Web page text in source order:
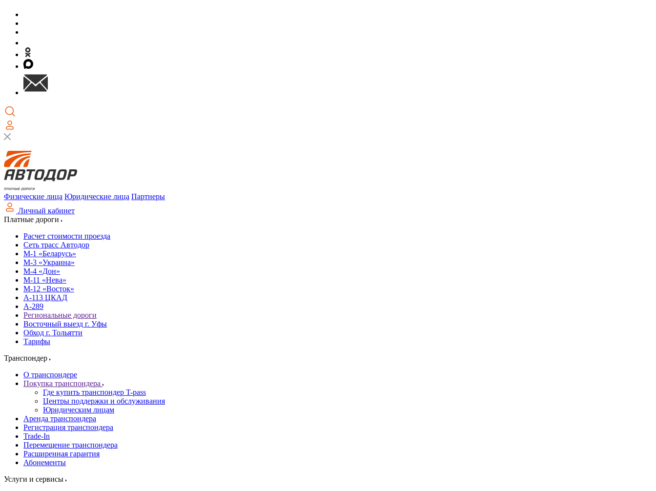
Физические лица Юридические лица Партнеры
Личный кабинет
Платные дороги
Расчет стоимости проезда
Сеть трасс Автодор
М-1 «Беларусь»
М-3 «Украина»
М-4 «Дон»
М-11 «Нева»
М-12 «Восток»
А-113 ЦКАД
А-289
Региональные дороги
Восточный выезд г. Уфы
Обход г. Тольятти
Тарифы
Транспондер
О транспондере
Покупка транспондера
Где купить транспондер T-pass
Центры поддержки и обслуживания
Юридическим лицам
Аренда транспондера
Регистрация транспондера
Trade-In
Перемещение транспондера
Расширенная гарантия
Абонементы
Услуги и сервисы